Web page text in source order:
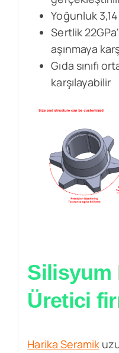
Yoğunluk
Sertlik
aşınmaya
Gıda sınıfı
karşılayabilir
Silisyum
Üretici
Harika Seramik